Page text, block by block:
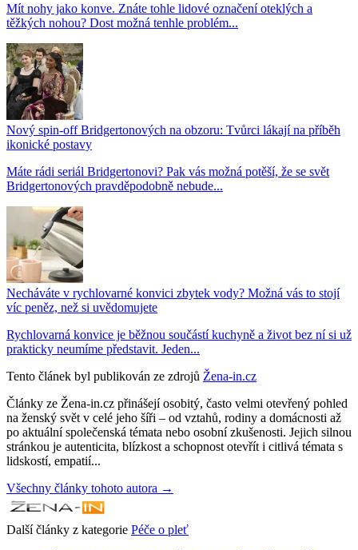
Mít nohy jako konve. Znáte tohle lidové označení oteklých a
těžkých nohou? Dost možná tenhle problém...
Nový spin-off Bridgertonových na obzoru: Tvůrci lákají na příběh
ikonické postavy
Máte rádi seriál Bridgertonovi? Pak vás možná potěší, že se svět
Bridgertonových pravděpodobně nebude...
Necháváte v rychlovarné konvici zbytek vody? Možná vás to stojí
víc peněz, než si uvědomujete
Rychlovarná konvice je běžnou součástí kuchyně a život bez ní si už
prakticky neumíme představit. Jeden...
Tento článek byl publikován ze zdrojů Žena-in.cz
Články ze Žena-in.cz přinášejí osobitý, často velmi otevřený pohled
na ženský svět v celé jeho šíři – od vztahů, rodiny a domácnosti až
po aktuální společenská témata nebo osobní zkušenosti. Jejich silnou
stránkou je autenticita, blízkost a schopnost otevřít i citlivá témata s
lidskostí, empatií...
Všechny články tohoto autora →
Další články z kategorie Péče o pleť